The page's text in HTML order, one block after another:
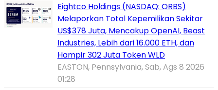
Eightco Holdings (NASDAQ: ORBS)
Melaporkan Total Kepemilikan Sekitar
US$378 Juta, Mencakup OpenAI, Beast
Industries, Lebih dari 16.000 ETH, dan
Hampir 302 Juta Token WLD
EASTON, Pennsylvania, Sab, Ags 8 2026
01:28